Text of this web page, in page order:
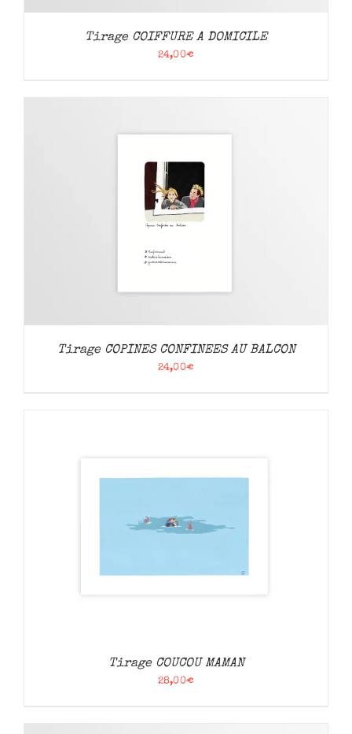
Tirage COIFFURE A DOMICILE
24,00€
Tirage COPINES CONFINEES AU BALCON
24,00€
Tirage COUCOU MAMAN
28,00€